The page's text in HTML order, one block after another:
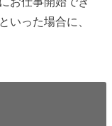
いった場合に、